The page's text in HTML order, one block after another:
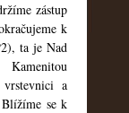
zástup
k
ta je Nad
vrstevnici a
se k